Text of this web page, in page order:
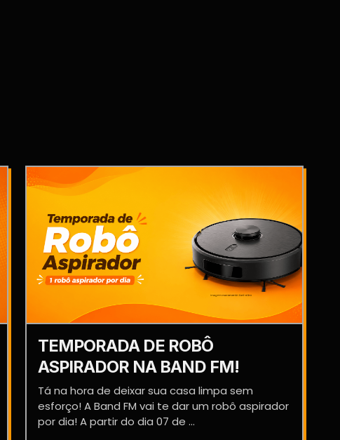
TEMPORADA DE ROBÔ
ASPIRADOR NA BAND FM!
Tá na hora de deixar sua casa limpa sem
esforço! A Band FM vai te dar um robô aspirador
por dia! A partir do dia 07 de ...